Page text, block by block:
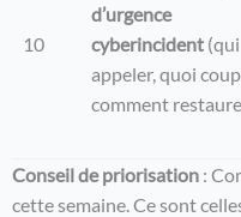
10
d’urgence
cyberincident (qui
appeler, quoi
comment
Conseil de priorisation :
cette semaine. Ce sont